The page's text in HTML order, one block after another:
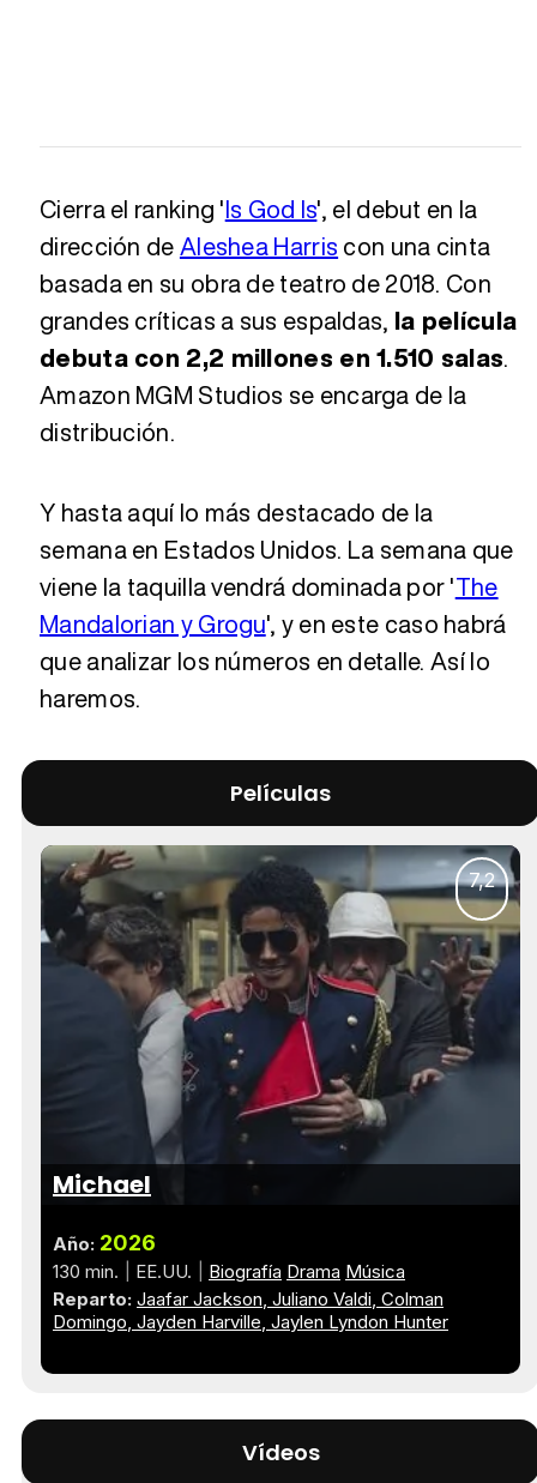
Cierra el ranking 'Is God Is', el debut en la
dirección deAleshea Harris con una cinta
basada en su obra de teatro de 2018. Con
grandes críticas a sus espaldas, la película
debuta con 2,2 millones en 1.510 salas.
Amazon MGM Studios se encarga de la
distribución.
Y hasta aquí lo más destacado de la
semana en Estados Unidos. La semana que
viene la taquilla vendrá dominada por 'The
Mandalorian y Grogu', y en este caso habrá
que analizar los números en detalle. Así lo
haremos.
Películas
7,2
Michael
Año: 2026
130 min. EE.UU. Biografía Drama Música
Reparto: Jaafar Jackson Juliano Valdi Colman
Domingo Jayden Harville Jaylen Lyndon Hunter
Vídeos